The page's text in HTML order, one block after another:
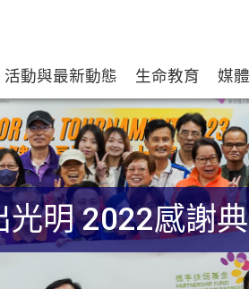
活動與最新動態 生命教育 媒
光明 2022感謝